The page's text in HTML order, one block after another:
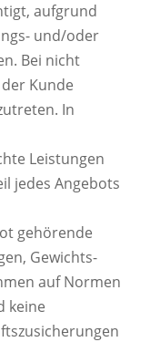
aufgrund
und/oder
Bei nicht
Kunde
In
Leistungen
jedes Angebots
gehörende
Gewichts-
auf Normen
keine